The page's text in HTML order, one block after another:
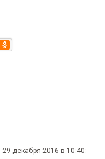
29 декабря 2016 в 10:40: